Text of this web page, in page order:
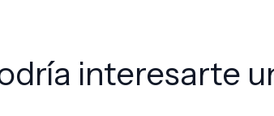
interesarte